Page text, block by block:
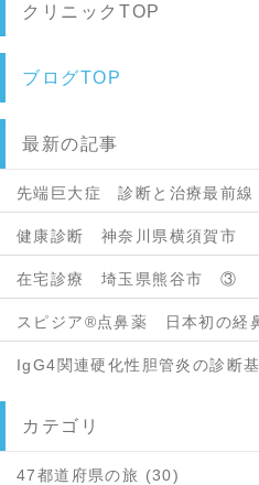
クリニックTOP
ブログTOP
最新の記事
先端巨大症 診断と治療最前線
健康診断 神奈川県横須賀市
在宅診療 埼玉県熊谷市 ③
スピジア®点鼻薬 日本初の経
IgG4関連硬化性胆管炎の診断
カテゴリ
47都道府県の旅 (30)